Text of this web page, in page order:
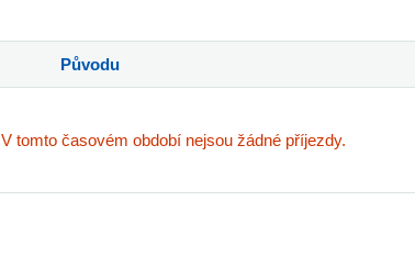
Původu
V tomto časovém období nejsou žádné příjezdy.